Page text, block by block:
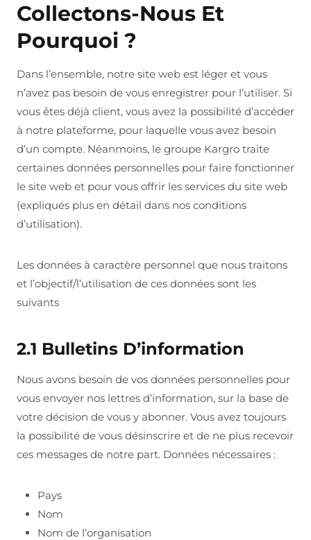
Collectons-Nous Et
Pourquoi ?
Dans l’ensemble, notre site web est léger et vous
n’avez pas besoin de vous enregistrer pour l’utiliser. Si
vous êtes déjà client, vous avez la possibilité d’accéder
à notre plateforme, pour laquelle vous avez besoin
d’un compte. Néanmoins, le groupe Kargro traite
certaines données personnelles pour faire fonctionner
le site web et pour vous offrir les services du site web
(expliqués plus en détail dans nos conditions
d’utilisation).
Les données à caractère personnel que nous traitons
et l’objectif/l’utilisation de ces données sont les
suivants
2.1 Bulletins D’information
Nous avons besoin de vos données personnelles pour
vous envoyer nos lettres d’information, sur la base de
votre décision de vous y abonner. Vous avez toujours
la possibilité de vous désinscrire et de ne plus recevoir
ces messages de notre part. Données nécessaires :
Pays
Nom
Nom de l’organisation